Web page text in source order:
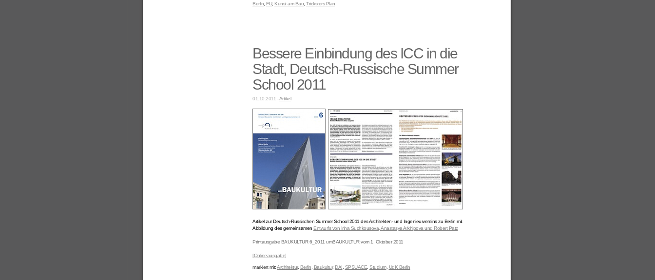
Berlin FU, Kunst am Bau Tricksters Plan
Bessere Einbindung des ICC in die
Stadt, Deutsch-Russische Summer
School 2011
01.10.2011 -Artikel
Artikel zur Deutsch-Russischen Summer School 2011 des Architekten- und Ingenieurvereins zu Berlin mit
Abbildung des gemeinsamen Entwurfs von Irina Suchkousova, Anastasya Arkhipova und Robert Patz
Printausgabe BAUKULTUR 6_2011 umBAUKULTUR vom 1. Oktober 2011
[Onlineausgabe]
markiert mit:Architektur, Berlin Baukultur, DAI SPSUACE Studium, UdK Berlin